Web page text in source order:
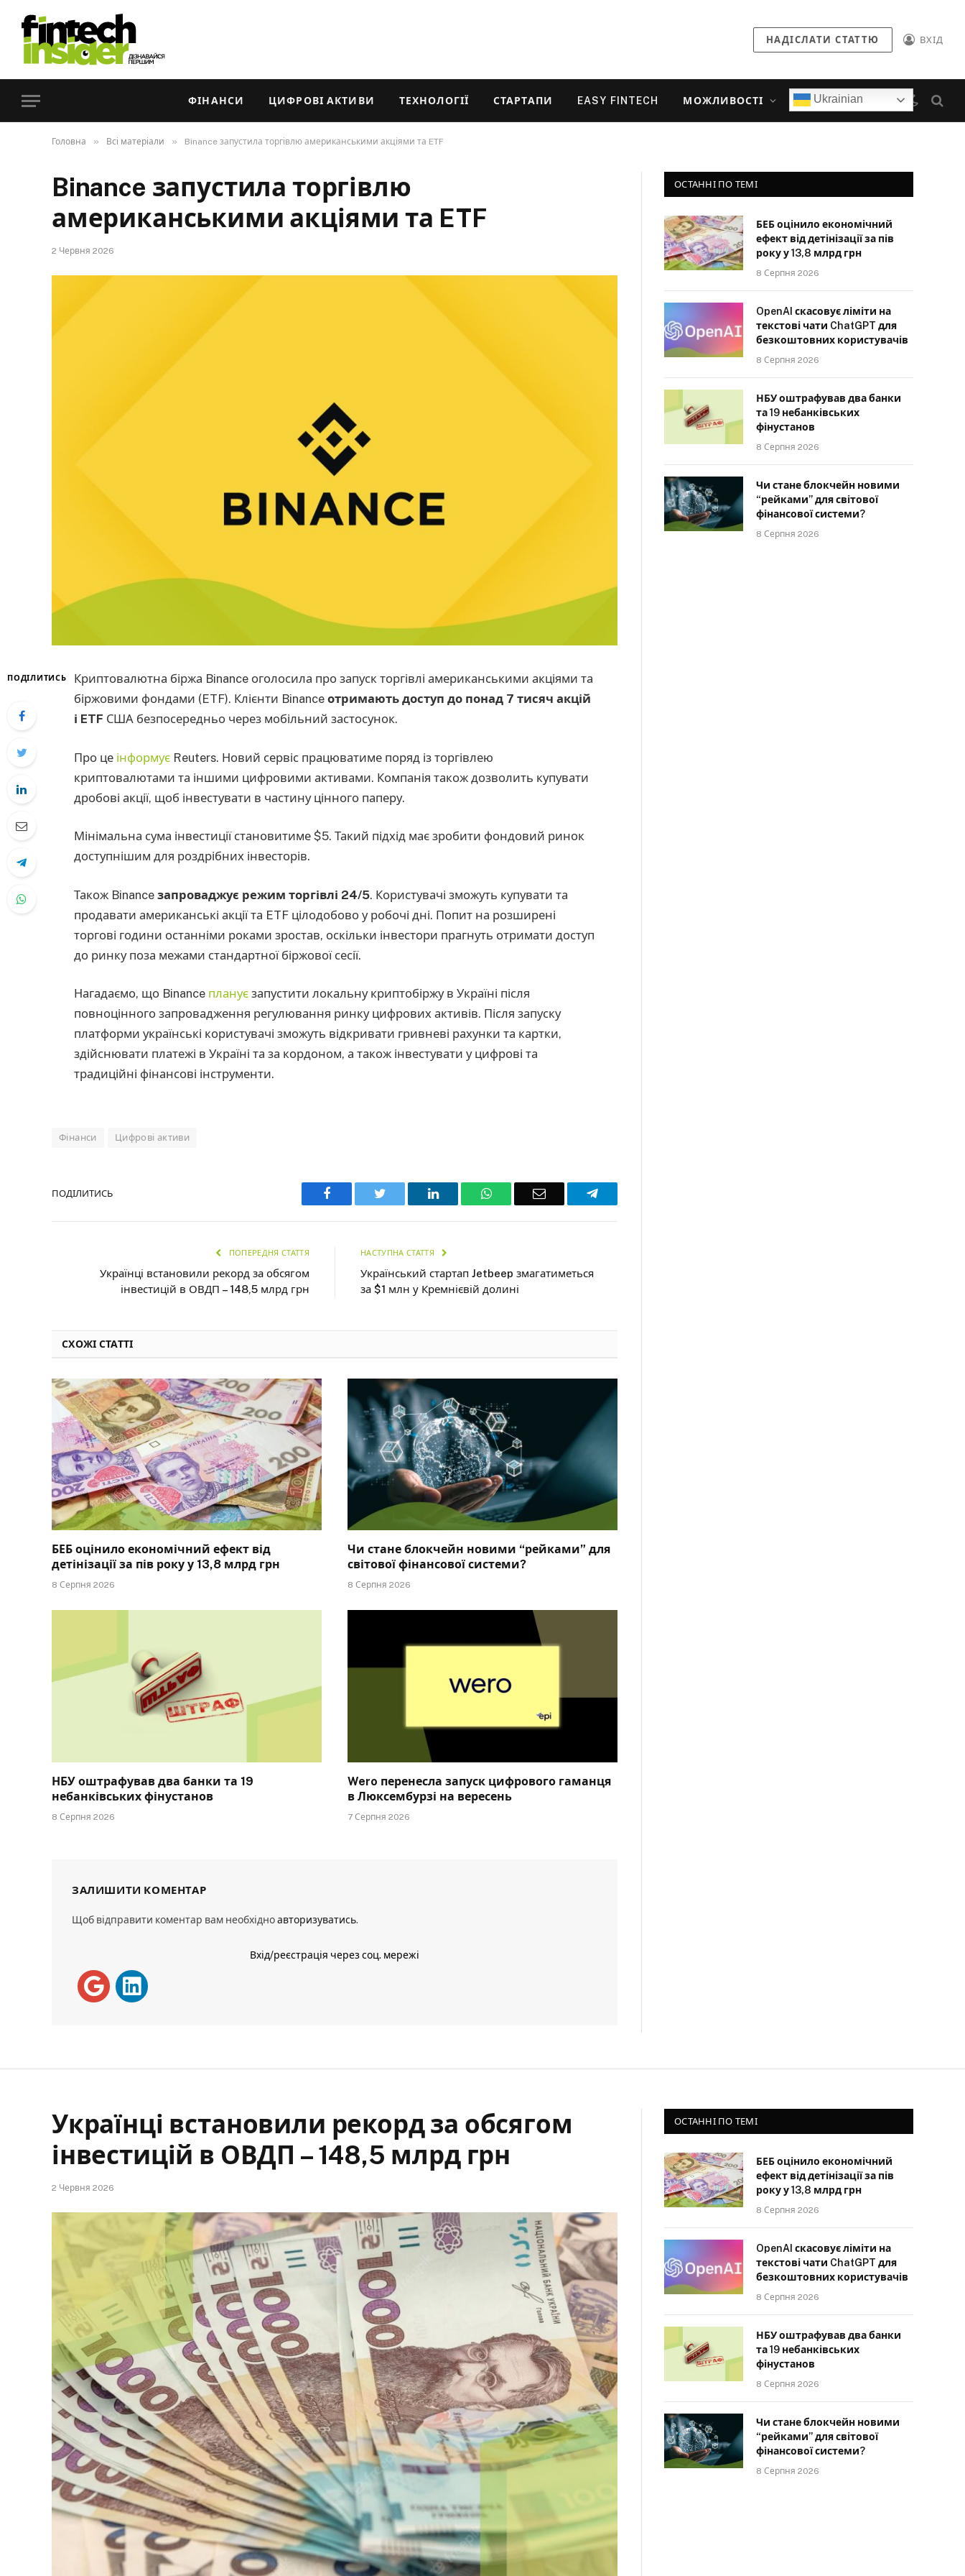
НАДІСЛАТИ СТАТТЮ ВХІД
ФІНАНСИ ЦИФРОВІ АКТИВИ ТЕХНОЛОГІЇ СТАРТАПИ EASY FINTECH МОЖЛИВОСТІ Ukrainian
Головна » Всі матеріали » Binance запустила торгівлю американськими акціями та ETF
Binance запустила торгівлю
американськими акціями та ETF
2 Червня 2026
ПОДІЛИТИСЬ
Криптовалютна біржа Binance оголосила про запуск торгівлі американськими акціями та
біржовими фондами (ETF). Клієнти Binance отримають доступ до понад 7 тисяч акцій
і ETF США безпосередньо через мобільний застосунок.
Про це інформує Reuters. Новий сервіс працюватиме поряд із торгівлею
криптовалютами та іншими цифровими активами. Компанія також дозволить купувати
дробові акції, щоб інвестувати в частину цінного паперу.
Мінімальна сума інвестиції становитиме $5. Такий підхід має зробити фондовий ринок
доступнішим для роздрібних інвесторів.
Також Binance запроваджує режим торгівлі 24/5. Користувачі зможуть купувати та
продавати американські акції та ETF цілодобово у робочі дні. Попит на розширені
торгові години останніми роками зростав, оскільки інвестори прагнуть отримати доступ
до ринку поза межами стандартної біржової сесії.
Нагадаємо, що Binance планує запустити локальну криптобіржу в Україні після
повноцінного запровадження регулювання ринку цифрових активів. Після запуску
платформи українські користувачі зможуть відкривати гривневі рахунки та картки,
здійснювати платежі в Україні та за кордоном, а також інвестувати у цифрові та
традиційні фінансові інструменти.
Фінанси Цифрові активи
ПОДІЛИТИСЬ Facebook Twitter LinkedIn WhatsAppEmail Telegram
ПОПЕРЕДНЯ СТАТТЯ
Українці встановили рекорд за обсягом
інвестицій в ОВДП – 148,5 млрд грн
НАСТУПНА СТАТТЯ
Український стартап Jetbeep змагатиметься
за $1 млн у Кремнієвій долині
СХОЖІ СТАТТІ
БЕБ оцінило економічний ефект від
детінізації за пів року у 13,8 млрд грн
8 Серпня 2026
Чи стане блокчейн новими “рейками” для
світової фінансової системи?
8 Серпня 2026
НБУ оштрафував два банки та 19
небанківських фінустанов
8 Серпня 2026
Wero перенесла запуск цифрового гаманця
в Люксембурзі на вересень
7 Серпня 2026
ЗАЛИШИТИ КОМЕНТАР
Щоб відправити коментар вам необхідноавторизуватись.
Вхід/реєстрація через соц. мережі
ОСТАННІ ПО ТЕМІ
БЕБ оцінило економічний
ефект від детінізації за пів
року у 13,8 млрд грн
8 Серпня 2026
OpenAI скасовує ліміти на
текстові чати ChatGPT для
безкоштовних користувачів
8 Серпня 2026
НБУ оштрафував два банки
та 19 небанківських
фінустанов
8 Серпня 2026
Чи стане блокчейн новими
“рейками” для світової
фінансової системи?
8 Серпня 2026
Українці встановили рекорд за обсягом
інвестицій в ОВДП – 148,5 млрд грн
2 Червня 2026
ОСТАННІ ПО ТЕМІ
БЕБ оцінило економічний
ефект від детінізації за пів
року у 13,8 млрд грн
8 Серпня 2026
OpenAI скасовує ліміти на
текстові чати ChatGPT для
безкоштовних користувачів
8 Серпня 2026
НБУ оштрафував два банки
та 19 небанківських
фінустанов
8 Серпня 2026
Чи стане блокчейн новими
“рейками” для світової
фінансової системи?
8 Серпня 2026